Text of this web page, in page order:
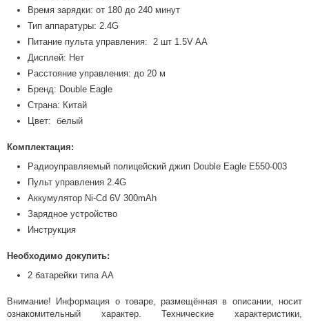
Время зарядки: от 180 до 240 минут
Тип аппаратуры: 2.4G
Питание пульта управления: 2 шт 1.5V AA
Дисплей: Нет
Расстояние управления: до 20 м
Бренд: Double Eagle
Страна: Китай
Цвет: белый
Комплектация:
Радиоуправляемый полицейский джип Double Eagle E550-003
Пульт управления 2.4G
Аккумулятор Ni-Cd 6V 300mAh
Зарядное устройство
Инструкция
Необходимо докупить:
2 батарейки типа AA
Внимание! Информация о товаре, размещённая в описании, носит
ознакомительный характер. Технические характеристики,